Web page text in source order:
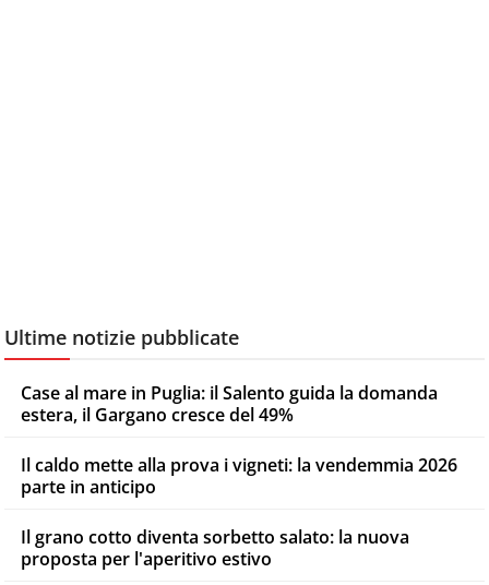
Ultime notizie pubblicate
Case al mare in Puglia: il Salento guida la domanda
estera, il Gargano cresce del 49%
Il caldo mette alla prova i vigneti: la vendemmia 2026
parte in anticipo
Il grano cotto diventa sorbetto salato: la nuova
proposta per l'aperitivo estivo